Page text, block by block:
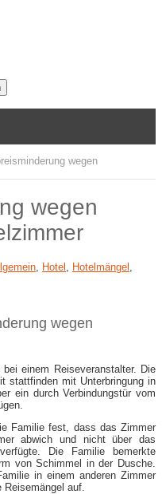
wegen
wegen
Hotel Hotelmängel
wegen
einem Reiseveranstalter. Die
stattfinden mit Unterbringung in
ein durch Verbindungstür vom
Familie fest, dass das Zimmer
abwich und nicht über das
Die Familie bemerkte
von Schimmel in der Dusche.
in einem anderen Zimmer
auf.